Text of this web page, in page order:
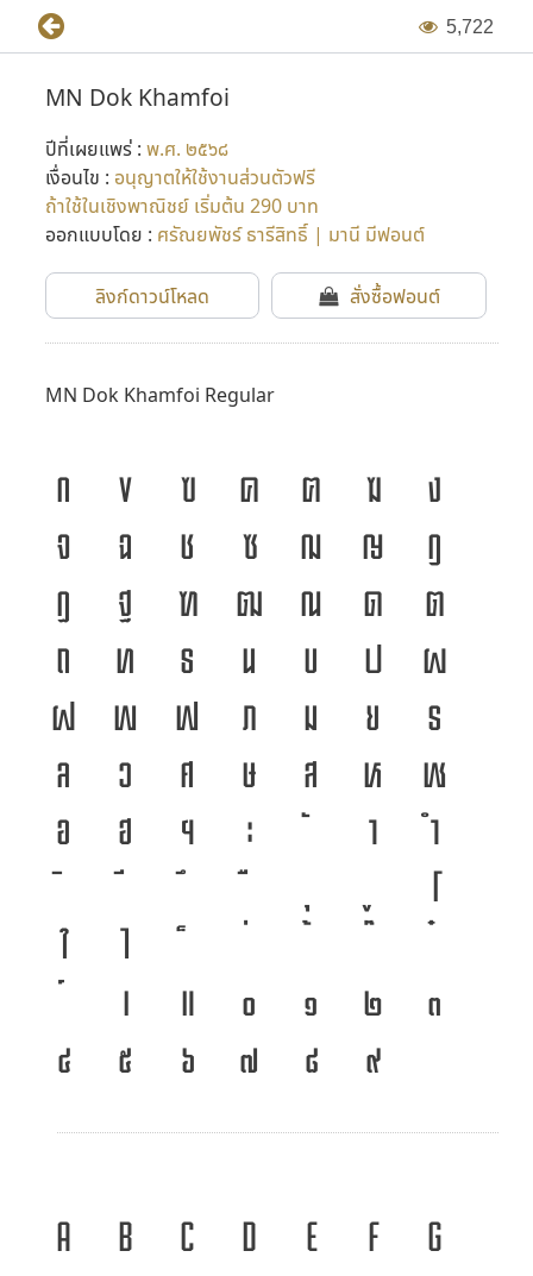
5,722
MN Dok Khamfoi
ปีที่เผยแพร่ : พ.ศ. ๒๕๖๘
เงื่อนไข : อนุญาตให้ใช้งานส่วนตัวฟรี
ถ้าใช้ในเชิงพาณิชย์ เริ่มต้น 290 บาท
ออกแบบโดย : ศรัณยพัชร์ ธารีสิทธิ์ | มานี มีฟอนต์
ลิงก์ดาวน์โหลด สั่งซื้อฟอนต์
MN Dok Khamfoi Regular
ก ข ฃ ค ฅ ฆ
ง
จ
ฉ ช ซ ฌ ญ
ฎ
ฏ
ฐ ฑ ฒ ณ ด
ต
ถ
ท ธ น บ ป
ผ
ฝ
พ ฟ ภ ม ย
ร
ล
ว ศ ษ ส ห
ฬ
อ
ฮ ฯ ะ า
ำ
โ
ใ
ไ
เ
แ ๐ ๑ ๒
๓
๔
๕ ๖ ๗ ๘ ๙
A B C D E F
G